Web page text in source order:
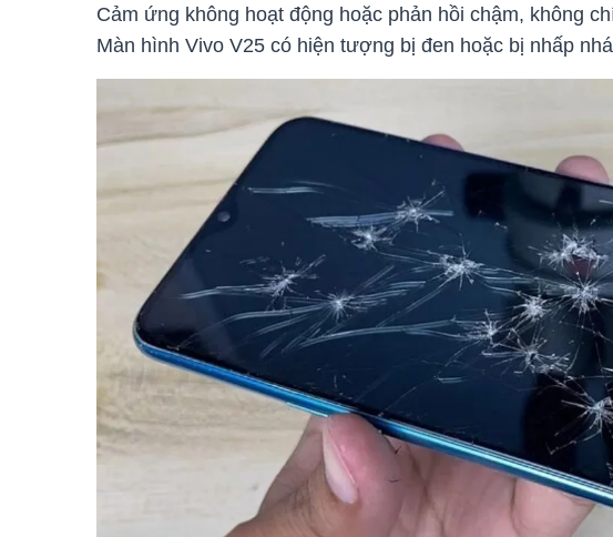
Cảm ứng không hoạt động hoặc phản hồi chậm, không
Màn hình Vivo V25 có hiện tượng bị đen hoặc bị nhấp